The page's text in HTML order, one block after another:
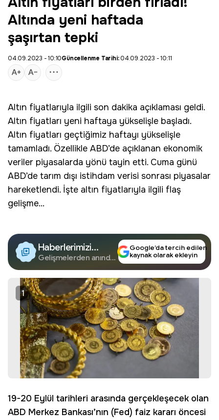
Altında yeni haftada
şaşırtan tepki
04.09.2023 - 10:10Güncellenme Tarihi:04.09.2023 - 10:11
Altın fiyatlarıyla ilgili son dakika açıklaması geldi.
Altın fiyatları yeni haftaya yükselişle başladı.
Altın fiyatları geçtiğimiz haftayı yükselişle
tamamladı. Özellikle ABD’de açıklanan ekonomik
veriler piyasalarda yönü tayin etti. Cuma günü
ABD’de tarım dışı istihdam verisi sonrası piyasalar
hareketlendi. İşte altın fiyatlarıyla ilgili flaş
gelişme...
Haberlerimizi
Google'da Takip
Edin
Gelişmelerden anında
Google’da tercih edilen
kaynak olarak ekleyin
1
19-20 Eylül tarihleri arasında gerçekleşecek olan
ABD Merkez Bankası’nın (Fed) faiz kararı öncesi